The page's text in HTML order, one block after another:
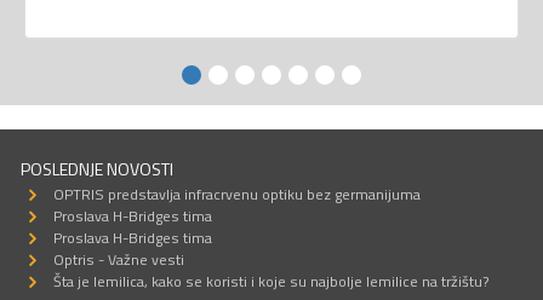
POSLEDNJE NOVOSTI
OPTRIS predstavlja infracrvenu optiku bez germanijuma
Proslava H-Bridges tima
Proslava H-Bridges tima
Optris - Važne vesti
Šta je lemilica, kako se koristi i koje su najbolje lemilice na tržištu?